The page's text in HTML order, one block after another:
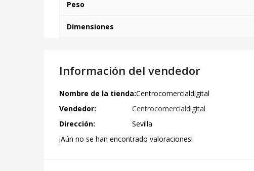
Peso
Dimensiones
Información del vendedor
Nombre de la tienda:Centrocomercialdigital
Vendedor:
Centrocomercialdigital
Dirección:
Sevilla
¡Aún no se han encontrado valoraciones!